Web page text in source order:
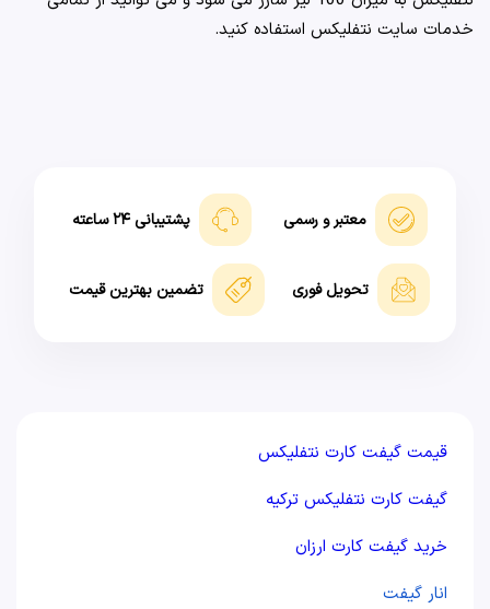
خدمات سایت نتفلیکس استفاده کنید.
معتبر و رسمی پشتیبانی ۲۴ ساعته
تحویل فوری تضمین بهترین قیمت
قیمت گیفت کارت نتفلیکس
گیفت کارت نتفلیکس ترکیه
خرید گیفت کارت ارزان
انار گيفت